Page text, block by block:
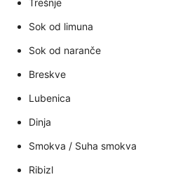
Trešnje
Sok od limuna
Sok od naranče
Breskve
Lubenica
Dinja
Smokva / Suha smokva
Ribizl